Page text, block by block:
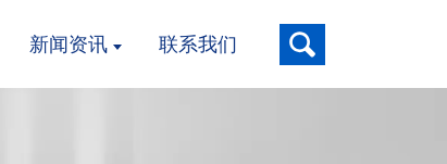
新闻资讯 联系我们